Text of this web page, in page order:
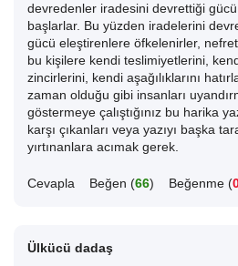
devredenler iradesini devrettiği
başlarlar. Bu yüzden iradelerini
gücü eleştirenlere öfkelenirler,
bu kişilere kendi teslimiyetlerini,
zincirlerini, kendi aşağılıklarını
zaman olduğu gibi insanları
göstermeye çalıştığınız bu harika
karşı çıkanları veya yazıyı başka
yırtınanlara acımak gerek.
Cevapla Beğen (66) Beğenme (
Ülkücü dadaş